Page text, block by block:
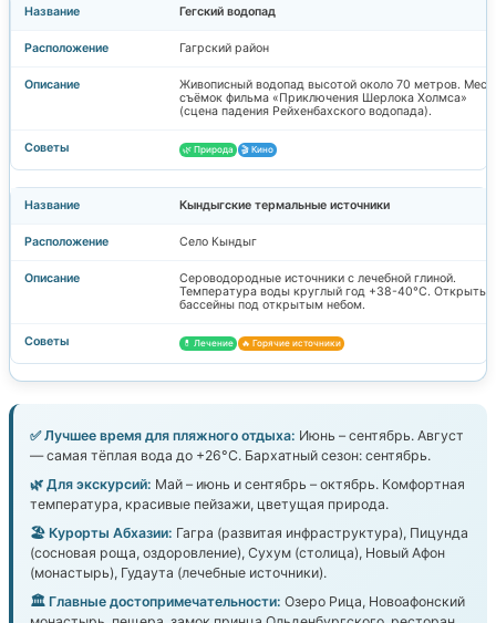
Гегский водопад
Гагрский район
Живописный водопад высотой около 70 метров.
съёмок фильма «Приключения Шерлока Холмса»
(сцена падения Рейхенбахского водопада).
🌿 Природа 🎬 Кино
Кындыгские термальные источники
Село Кындыг
Сероводородные источники с лечебной глиной.
Температура воды круглый год +38-40°C. Открытые
бассейны под открытым небом.
💊 Лечение 🔥 Горячие источники
✅ Лучшее время для пляжного отдыха: Июнь – сентябрь. Август
— самая тёплая вода до +26°C. Бархатный сезон: сентябрь.
🌿 Для экскурсий: Май – июнь и сентябрь – октябрь. Комфортная
температура, красивые пейзажи, цветущая природа.
🏖️ Курорты Абхазии: Гагра (развитая инфраструктура), Пицунда
(сосновая роща, оздоровление), Сухум (столица), Новый Афон
(монастырь), Гудаута (лечебные источники).
🏛️ Главные достопримечательности: Озеро Рица, Новоафонский